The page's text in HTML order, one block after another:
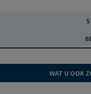
WAT U OOK